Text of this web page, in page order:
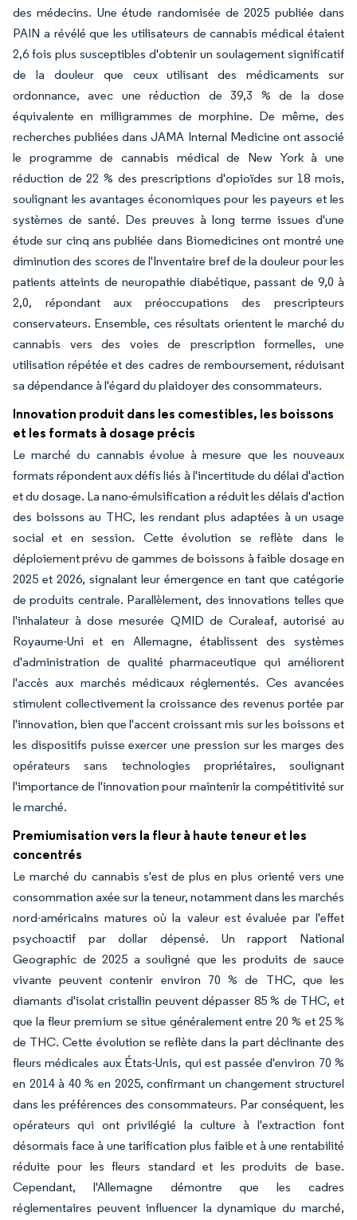
des médecins. Une étude randomisée de 2025 publiée dans
PAIN a révélé que les utilisateurs de cannabis médical étaient
2,6 fois plus susceptibles d'obtenir un soulagement significatif
de la douleur que ceux utilisant des médicaments sur
ordonnance, avec une réduction de 39,3 % de la dose
équivalente en milligrammes de morphine. De même, des
recherches publiées dans JAMA Internal Medicine ont associé
le programme de cannabis médical de New York à une
réduction de 22 % des prescriptions d'opioïdes sur 18 mois,
soulignant les avantages économiques pour les payeurs et les
systèmes de santé. Des preuves à long terme issues d'une
étude sur cinq ans publiée dans Biomedicines ont montré une
diminution des scores de l'Inventaire bref de la douleur pour les
patients atteints de neuropathie diabétique, passant de 9,0 à
2,0, répondant aux préoccupations des prescripteurs
conservateurs. Ensemble, ces résultats orientent le marché du
cannabis vers des voies de prescription formelles, une
utilisation répétée et des cadres de remboursement, réduisant
sa dépendance à l'égard du plaidoyer des consommateurs.
Innovation produit dans les comestibles, les boissons
et les formats à dosage précis
Le marché du cannabis évolue à mesure que les nouveaux
formats répondent aux défis liés à l'incertitude du délai d'action
et du dosage. La nano-émulsification a réduit les délais d'action
des boissons au THC, les rendant plus adaptées à un usage
social et en session. Cette évolution se reflète dans le
déploiement prévu de gammes de boissons à faible dosage en
2025 et 2026, signalant leur émergence en tant que catégorie
de produits centrale. Parallèlement, des innovations telles que
l'inhalateur à dose mesurée QMID de Curaleaf, autorisé au
Royaume-Uni et en Allemagne, établissent des systèmes
d'administration de qualité pharmaceutique qui améliorent
l'accès aux marchés médicaux réglementés. Ces avancées
stimulent collectivement la croissance des revenus portée par
l'innovation, bien que l'accent croissant mis sur les boissons et
les dispositifs puisse exercer une pression sur les marges des
opérateurs sans technologies propriétaires, soulignant
l'importance de l'innovation pour maintenir la compétitivité sur
le marché.
Premiumisation vers la fleur à haute teneur et les
concentrés
Le marché du cannabis s'est de plus en plus orienté vers une
consommation axée sur la teneur, notamment dans les marchés
nord-américains matures où la valeur est évaluée par l'effet
psychoactif par dollar dépensé. Un rapport National
Geographic de 2025 a souligné que les produits de sauce
vivante peuvent contenir environ 70 % de THC, que les
diamants d'isolat cristallin peuvent dépasser 85 % de THC, et
que la fleur premium se situe généralement entre 20 % et 25 %
de THC. Cette évolution se reflète dans la part déclinante des
fleurs médicales aux États-Unis, qui est passée d'environ 70 %
en 2014 à 40 % en 2025, confirmant un changement structurel
dans les préférences des consommateurs. Par conséquent, les
opérateurs qui ont privilégié la culture à l'extraction font
désormais face à une tarification plus faible et à une rentabilité
réduite pour les fleurs standard et les produits de base.
Cependant, l'Allemagne démontre que les cadres
réglementaires peuvent influencer la dynamique du marché,